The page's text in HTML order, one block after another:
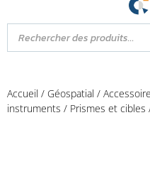
Accueil / Géospatial /
instruments / Prismes et cibles